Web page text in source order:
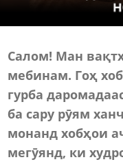
Салом! Ман
мебинам. Гоҳ
гурба
ба сару рӯям
монанд хобҳои
мегӯянд, ки